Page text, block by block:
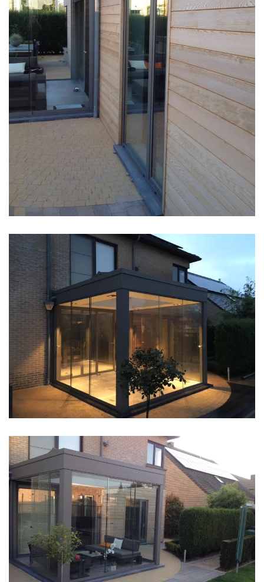
klik voor slideshow
klik voor slideshow
klik voor slideshow